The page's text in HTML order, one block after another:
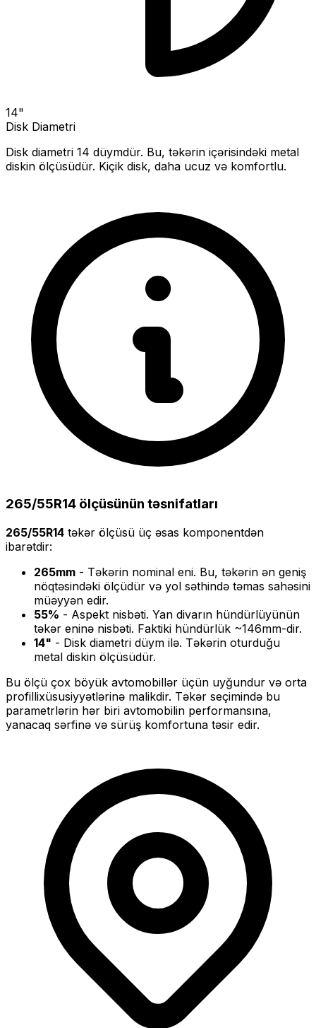
14"
Disk Diametri
Disk diametri 14 düymdür. Bu, təkərin içərisindəki metal
diskin ölçüsüdür. Kiçik disk, daha ucuz və komfortlu.
265/55R14 ölçüsünün təsnifatları
265/55R14 təkər ölçüsü üç əsas komponentdən
ibarətdir:
265mm - Təkərin nominal eni. Bu, təkərin ən geniş
nöqtəsindəki ölçüdür və yol səthində təmas sahəsini
müəyyən edir.
55% - Aspekt nisbəti. Yan divarın hündürlüyünün
təkər eninə nisbəti. Faktiki hündürlük ~146mm-dir.
14" - Disk diametri düym ilə. Təkərin oturduğu
metal diskin ölçüsüdür.
Bu ölçü çox böyük avtomobillər üçün uyğundur və orta
profillixüsusiyyətlərinə malikdir. Təkər seçimində bu
parametrlərin hər biri avtomobilin performansına,
yanacaq sərfinə və sürüş komfortuna təsir edir.